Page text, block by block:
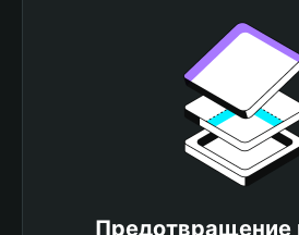
Предотвращение